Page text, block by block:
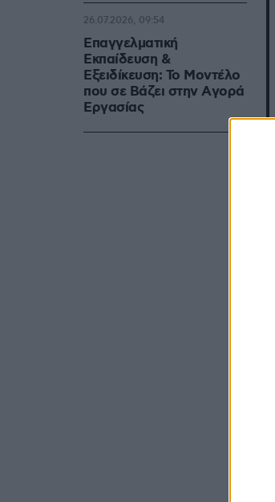
Επαγγελματική
Εκπαίδευση &
Εξειδίκευση: Το Mοντέλο
που σε Bάζει στην Aγορά
Eργασίας
26.07.2026, 09:54